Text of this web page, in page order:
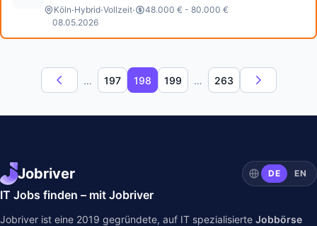
Köln·Hybrid·Vollzeit·
48.000 € - 80.000 €
08.05.2026
… 197 198 199 … 263
Jobriver DE EN
IT Jobs finden – mit Jobriver
Jobriver ist eine 2019 gegründete, auf IT spezialisierte Jobbörse